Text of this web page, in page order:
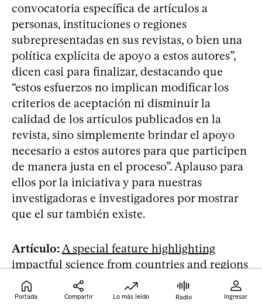
convocatoria específica de artículos a
personas, instituciones o regiones
subrepresentadas en sus revistas, o bien una
política explícita de apoyo a estos autores”,
dicen casi para finalizar, destacando que
“estos esfuerzos no implican modificar los
criterios de aceptación ni disminuir la
calidad de los artículos publicados en la
revista, sino simplemente brindar el apoyo
necesario a estos autores para que participen
de manera justa en el proceso”. Aplauso para
ellos por la iniciativa y para nuestras
investigadoras e investigadores por mostrar
que el sur también existe.
Artículo: A special feature highlighting
impactful science from countries and regions
underrepresented in
Proceedings of the Royal
Society B
Portada Compartir Lo más leído Radio Ingresar